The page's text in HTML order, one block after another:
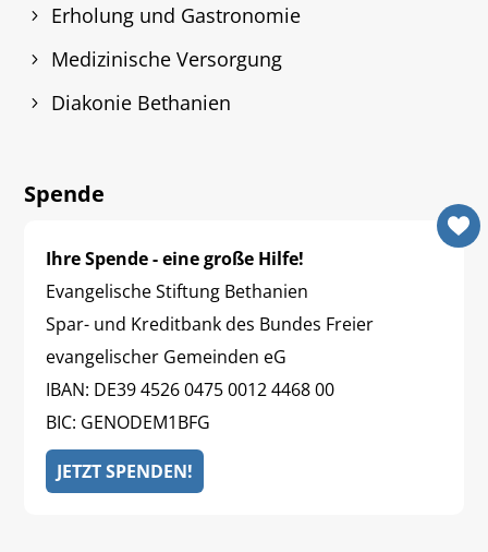
Erholung und Gastronomie
Medizinische Versorgung
Diakonie Bethanien
Spende
Ihre Spende - eine große Hilfe!
Evangelische Stiftung Bethanien
Spar- und Kreditbank des Bundes Freier
evangelischer Gemeinden eG
IBAN: DE39 4526 0475 0012 4468 00
BIC: GENODEM1BFG
JETZT SPENDEN!